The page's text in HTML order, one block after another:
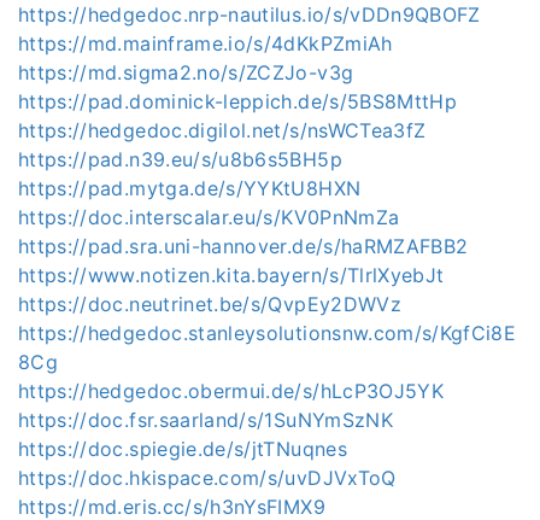
https://hedgedoc.nrp-nautilus.io/s/vDDn9QBOFZ
https://md.mainframe.io/s/4dKkPZmiAh
https://md.sigma2.no/s/ZCZJo-v3g
https://pad.dominick-leppich.de/s/5BS8MttHp
https://hedgedoc.digilol.net/s/nsWCTea3fZ
https://pad.n39.eu/s/u8b6s5BH5p
https://pad.mytga.de/s/YYKtU8HXN
https://doc.interscalar.eu/s/KV0PnNmZa
https://pad.sra.uni-hannover.de/s/haRMZAFBB2
https://www.notizen.kita.bayern/s/TlrlXyebJt
https://doc.neutrinet.be/s/QvpEy2DWVz
https://hedgedoc.stanleysolutionsnw.com/s/KgfCi8E
8Cg
https://hedgedoc.obermui.de/s/hLcP3OJ5YK
https://doc.fsr.saarland/s/1SuNYmSzNK
https://doc.spiegie.de/s/jtTNuqnes
https://doc.hkispace.com/s/uvDJVxToQ
https://md.eris.cc/s/h3nYsFIMX9